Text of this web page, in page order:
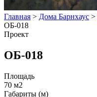
Главная > Дома Барнхаус >
ОБ-018
Проект
ОБ-018
Площадь
70 м2
Габариты (м)